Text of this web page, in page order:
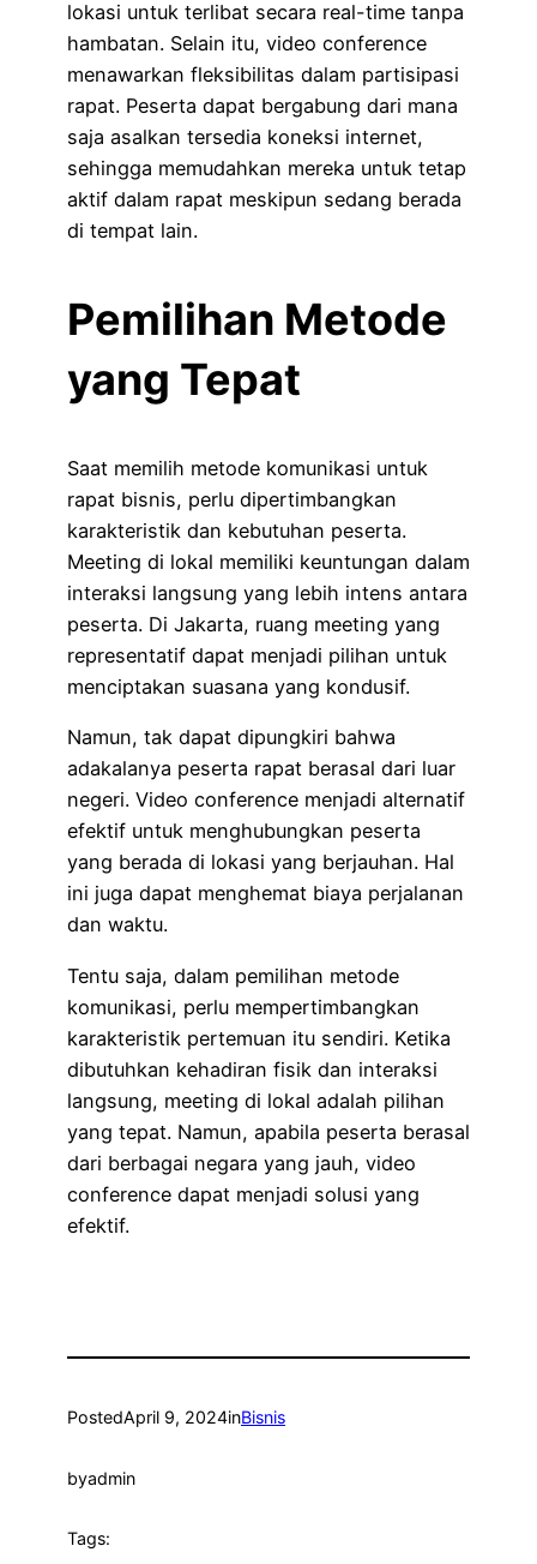
lokasi untuk terlibat secara real-time tanpa
hambatan. Selain itu, video conference
menawarkan fleksibilitas dalam partisipasi
rapat. Peserta dapat bergabung dari mana
saja asalkan tersedia koneksi internet,
sehingga memudahkan mereka untuk tetap
aktif dalam rapat meskipun sedang berada
di tempat lain.
Pemilihan Metode
yang Tepat
Saat memilih metode komunikasi untuk
rapat bisnis, perlu dipertimbangkan
karakteristik dan kebutuhan peserta.
Meeting di lokal memiliki keuntungan dalam
interaksi langsung yang lebih intens antara
peserta. Di Jakarta, ruang meeting yang
representatif dapat menjadi pilihan untuk
menciptakan suasana yang kondusif.
Namun, tak dapat dipungkiri bahwa
adakalanya peserta rapat berasal dari luar
negeri. Video conference menjadi alternatif
efektif untuk menghubungkan peserta
yang berada di lokasi yang berjauhan. Hal
ini juga dapat menghemat biaya perjalanan
dan waktu.
Tentu saja, dalam pemilihan metode
komunikasi, perlu mempertimbangkan
karakteristik pertemuan itu sendiri. Ketika
dibutuhkan kehadiran fisik dan interaksi
langsung, meeting di lokal adalah pilihan
yang tepat. Namun, apabila peserta berasal
dari berbagai negara yang jauh, video
conference dapat menjadi solusi yang
efektif.
PostedApril 9, 2024inBisnis
byadmin
Tags: